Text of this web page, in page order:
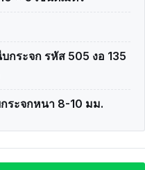
กระจก รหัส 505 งอ 135
ระจกหนา 8-10 มม.